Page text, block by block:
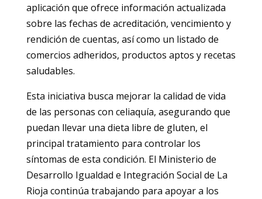
aplicación que ofrece información actualizada
sobre las fechas de acreditación, vencimiento y
rendición de cuentas, así como un listado de
comercios adheridos, productos aptos y recetas
saludables.
Esta iniciativa busca mejorar la calidad de vida
de las personas con celiaquía, asegurando que
puedan llevar una dieta libre de gluten, el
principal tratamiento para controlar los
síntomas de esta condición. El Ministerio de
Desarrollo Igualdad e Integración Social de La
Rioja continúa trabajando para apoyar a los